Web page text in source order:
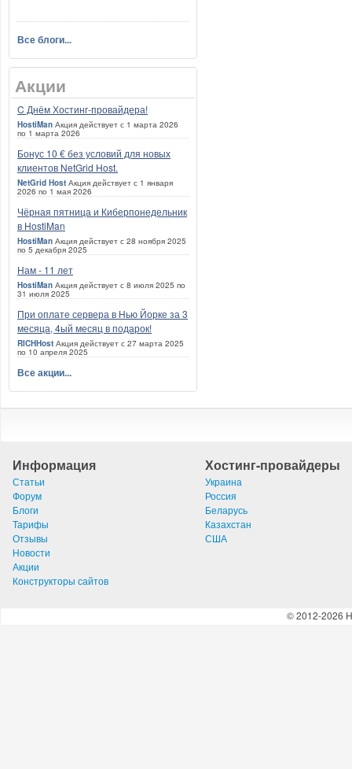
Все блоги...
Акции
C Днём Хостинг-провайдера!
HostiMan Акция действует с 1 марта 2026
по 1 марта 2026
Бонус 10 € без условий для новых
клиентов NetGrid Host.
NetGrid Host Акция действует с 1 января
2026 по 1 мая 2026
Чёрная пятница и Киберпонедельник
в HostiMan
HostiMan Акция действует с 28 ноября 2025
по 5 декабря 2025
Нам - 11 лет
HostiMan Акция действует с 8 июля 2025 по
31 июля 2025
При оплате сервера в Нью Йорке за 3
месяца, 4ый месяц в подарок!
RICHHost Акция действует с 27 марта 2025
по 10 апреля 2025
Все акции...
Информация
Статьи
Форум
Блоги
Тарифы
Отзывы
Новости
Акции
Конструкторы сайтов
Хостинг-провайдеры
Украина
Россия
Беларусь
Казахстан
США
© 2012-2026